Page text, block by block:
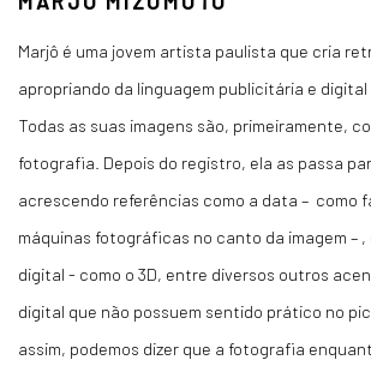
Marjô é uma jovem artista paulista que cria
apropriando da linguagem publicitária e digital
Todas as suas imagens são, primeiramente,
fotografia. Depois do registro, ela as passa
acrescendo referências como a data – como
máquinas fotográficas no canto da imagem –
digital - como o 3D, entre diversos outros
digital que não possuem sentido prático no
assim, podemos dizer que a fotografia